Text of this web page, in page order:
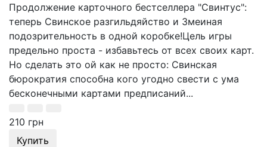
Продолжение карточного бестселлера "Свинтус":
теперь Свинское разгильдяйство и Змеиная
подозрительность в одной коробке!Цель игры
предельно проста - избавьтесь от всех своих карт.
Но сделать это ой как не просто: Свинская
бюрократия способна кого угодно свести с ума
бесконечными картами предписаний...
210 грн
Купить